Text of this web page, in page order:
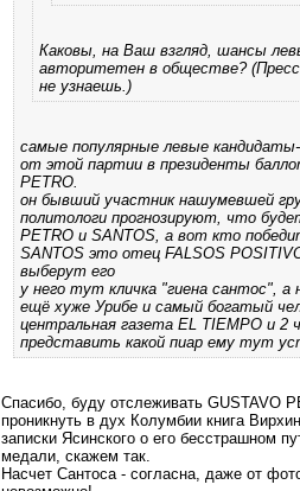
Каковы, на Ваш взгляд, шансы
авторитетен в обществе?
не узнаешь.)
cамые популярные левые
от этой партии в президенты
PETRO.
он бывший участник нашумевшей
политологи прогнозируют, что
PETRO и SANTOS, а вот кто
SANTOS это отец FALSOS
выберут его
у него тут кличка "гиена сантос",
ещё хуже Урибе и самый богатый
центральная газета EL TIEMPO и
представить какой пиар ему тут
Спасибо, буду отслеживать GUSTAVO
проникнуть в дух Колумбии книга
записки Ясинского о его бесстрашном
медали, скажем так.
Насчет Сантоса - согласна, даже от